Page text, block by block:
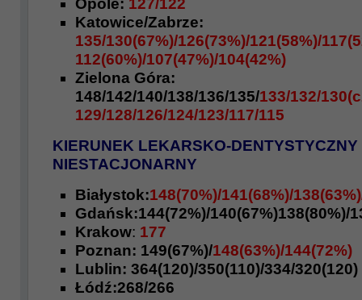
Opole: 127/122
Katowice/Zabrze:
135/130(67%)/126(73%)/121(58%)/
112(60%)/107(47%)/104(42%)
Zielona Góra:
148/142/140/138/136/135/133/132/
129/128/126/124/123/117/115
KIERUNEK LEKARSKO-DENTYSTYCZNY
NIESTACJONARNY
Białystok:148(70%)/141(68%)/
Gdańsk:144(72%)/140(67%)138(80%)/
Krakow: 177
Poznan: 149(67%)/148(63%)/144(72%)
Lublin: 364(120)/350(110)/334/320(120)
Łódź:268/266